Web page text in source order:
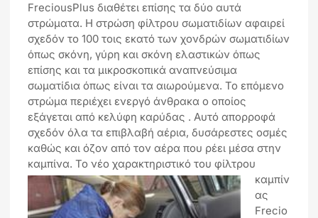
FreciousPlus διαθέτει επίσης τα δύο αυτά
στρώματα. Η στρώση φίλτρου σωματιδίων αφαιρεί
σχεδόν το 100 τοις εκατό των χονδρών σωματιδίων
όπως σκόνη, γύρη και σκόνη ελαστικών όπως
επίσης και τα μικροσκοπικά αναπνεύσιμα
σωματίδια όπως είναι τα αιωρούμενα. Το επόμενο
στρώμα περιέχει ενεργό άνθρακα ο οποίος
εξάγεται από κελύφη καρύδας . Αυτό απορροφά
σχεδόν όλα τα επιβλαβή αέρια, δυσάρεστες οσμές
καθώς και όζον από τον αέρα που ρέει μέσα στην
καμπίνα. Το νέο χαρακτηριστικό του φίλτρου
καμπίν
ας
Frecio